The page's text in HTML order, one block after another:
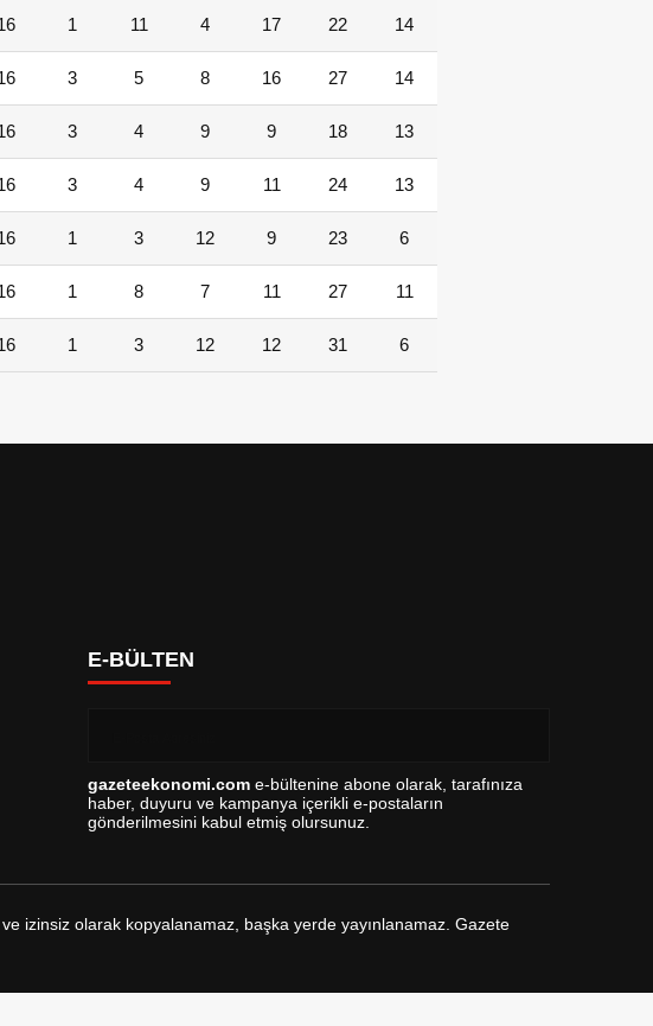
1 11 4 17 22 14
3 5 8 16 27 14
3 4 9 9 18 13
3 4 9 11 24 13
1 3 12 9 23 6
1 8 7 11 27 11
1 3 12 12 31 6
E-BÜLTEN
gazeteekonomi.com e-bültenine abone olarak, tarafınıza
haber, duyuru ve kampanya içerikli e-postaların
gönderilmesini kabul etmiş olursunuz.
izinsiz olarak kopyalanamaz, başka yerde yayınlanamaz. Gazete